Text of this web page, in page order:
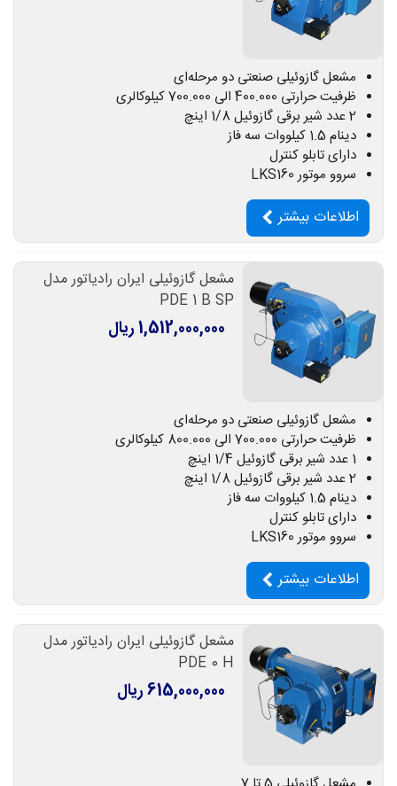
مشعل گازوئیلی صنعتی دو مرحله‌ای
ظرفیت حرارتی 400.000 الی 700.000 کیلوکالری
2 عدد شیر برقی گازوئیل 1/8 اینچ
دینام 1.5 کیلووات سه فاز
دارای تابلو کنترل
سروو موتور LKS160
اطلاعات بیشتر
مشعل گازوئیلی ایران رادیاتور مدل
PDE 1 B SP
1,512,000,000 ریال
مشعل گازوئیلی صنعتی دو مرحله‌ای
ظرفیت حرارتی 700.000 الی 800.000 کیلوکالری
1 عدد شیر برقی گازوئیل 1/4 اینچ
2 عدد شیر برقی گازوئیل 1/8 اینچ
دینام 1.5 کیلووات سه فاز
دارای تابلو کنترل
سروو موتور LKS160
اطلاعات بیشتر
مشعل گازوئیلی ایران رادیاتور مدل
PDE 0 H
615,000,000 ریال